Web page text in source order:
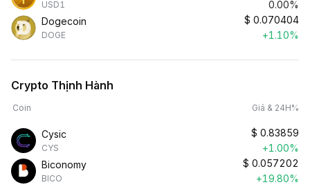
USD1
0.00%
Dogecoin
DOGE
$ 0.070404
+1.10%
Crypto Thịnh Hành
Coin Giá & 24H%
Cysic
CYS
$ 0.83859
+1.00%
Biconomy
BICO
$ 0.057202
+19.80%